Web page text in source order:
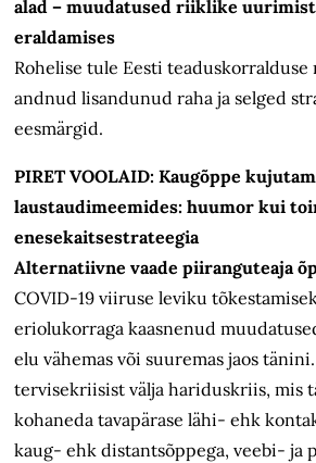
alad – muudatused riiklike
eraldamises
Rohelise tule Eesti
andnud lisandunud raha ja selged
eesmärgid.
PIRET VOOLAID: Kaugõppe
laustaudimeemides: huumor kui
enesekaitsestrateegia
Alternatiivne vaade piiranguteaja
COVID-19 viiruse leviku
eriolukorraga kaasnenud
elu vähemas või suuremas jaos
tervisekriisist välja hariduskriis, mis
kohaneda tavapärase lähi- ehk
kaug- ehk distantsõppega, veebi- ja